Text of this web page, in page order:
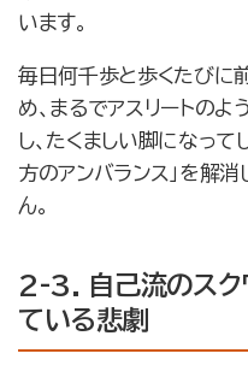
います。
毎日何千歩と歩くたびに
め、まるでアスリートの
し、たくましい脚になって
方のアンバランス」を解
ん。
2-3. 自己流のスク
ている悲劇